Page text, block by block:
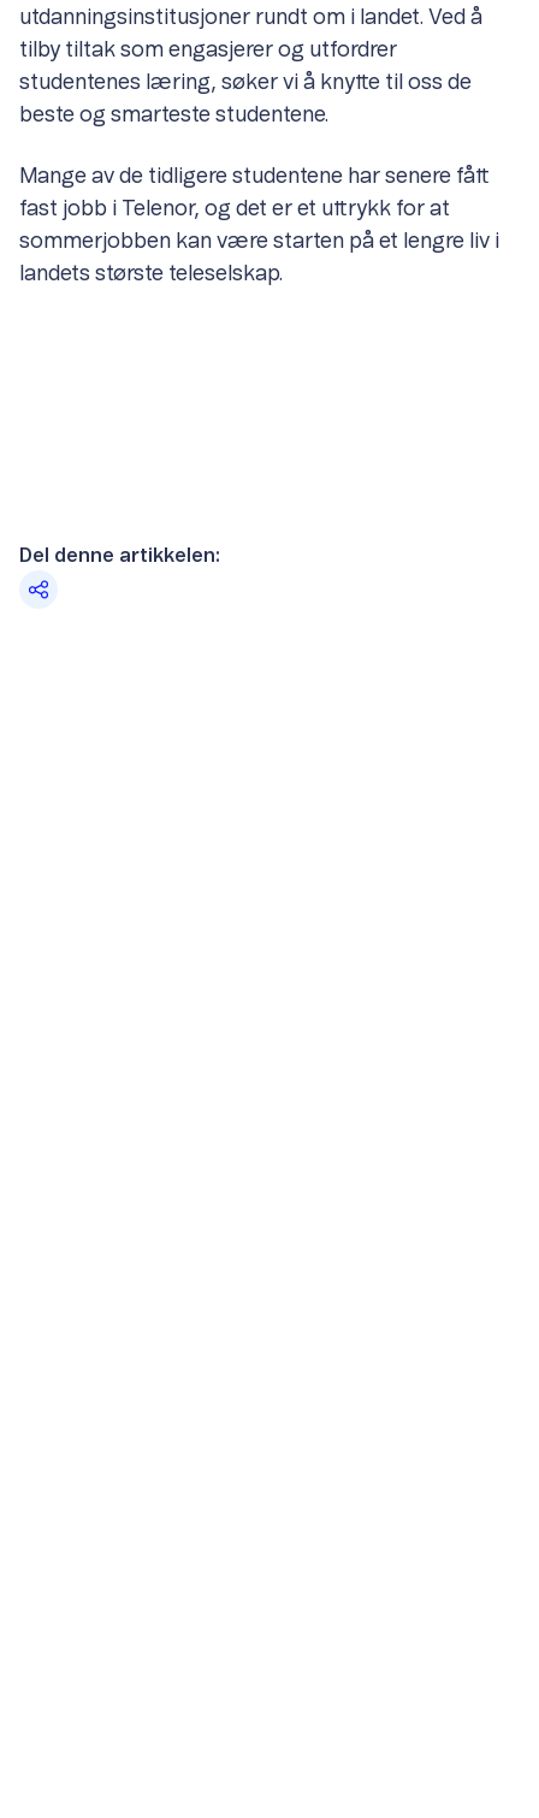
utdanningsinstitusjoner rundt om i landet. Ved å
tilby tiltak som engasjerer og utfordrer
studentenes læring, søker vi å knytte til oss de
beste og smarteste studentene.
Mange av de tidligere studentene har senere fått
fast jobb i Telenor, og det er et uttrykk for at
sommerjobben kan være starten på et lengre liv i
landets største teleselskap.
Del denne artikkelen: